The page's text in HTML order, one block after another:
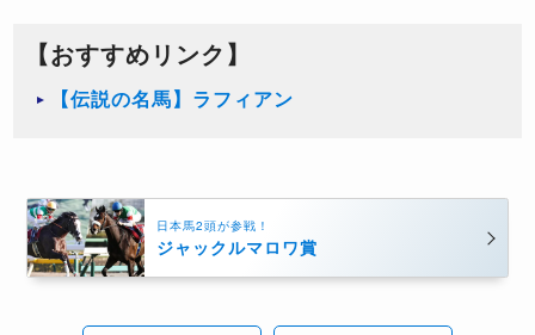
【おすすめリンク】
【伝説の名馬】ラフィアン
日本馬2頭が参戦！
ジャックルマロワ賞